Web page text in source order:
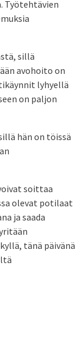
Työtehtävien
sillä
avohoito on
lyhyellä
on paljon
hän on töissä
soittaa
olevat potilaat
ja saada
tänä päivänä